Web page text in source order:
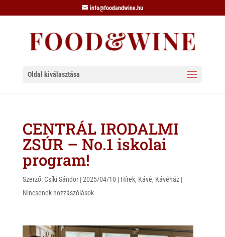
info@foodandwine.hu
Oldal kiválasztása
CENTRÁL IRODALMI
ZSÚR – No.1 iskolai
program!
Szerző: Csíki Sándor|2025/04/10 | Hírek, Kávé, Kávéház|
Nincsenek hozzászólások